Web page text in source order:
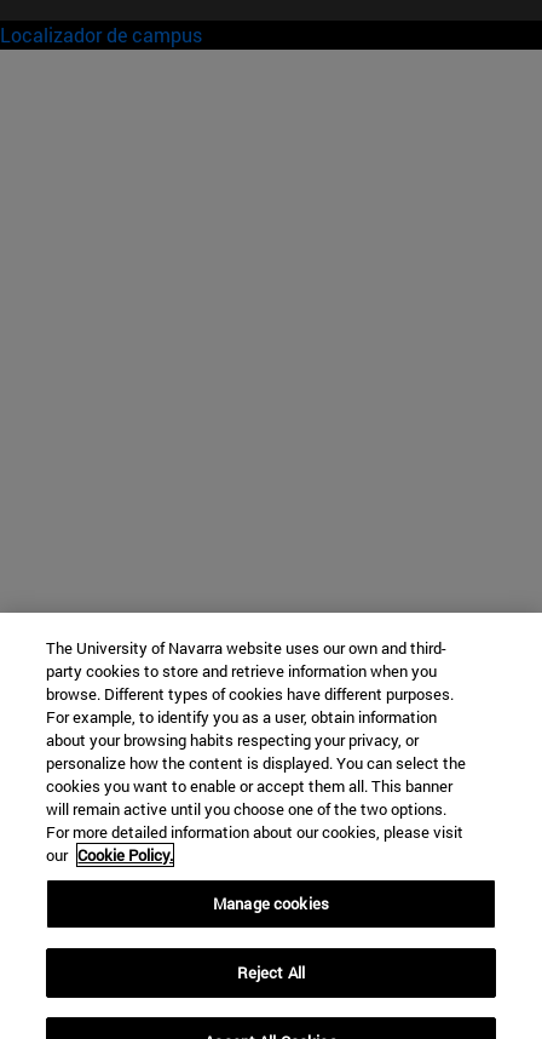
Localizador de campus
The University of Navarra website uses our own and third-
party cookies to store and retrieve information when you
browse. Different types of cookies have different purposes.
For example, to identify you as a user, obtain information
about your browsing habits respecting your privacy, or
personalize how the content is displayed. You can select the
cookies you want to enable or accept them all. This banner
will remain active until you choose one of the two options.
For more detailed information about our cookies, please visit
our Cookie Policy.
Manage cookies
Reject All